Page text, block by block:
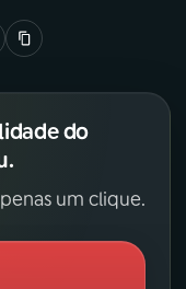
do
um clique.